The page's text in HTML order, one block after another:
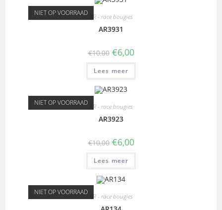
NIET OP VOORRAAD AR - race bougies
AR3931
€10,00 €6,00
Lees meer
NIET OP VOORRAAD AR - race bougies
AR3923
€10,00 €6,00
Lees meer
NIET OP VOORRAAD AR - race bougies